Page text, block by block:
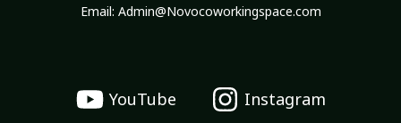
Email: Admin@Novocoworkingspace.com
YouTube Instagram